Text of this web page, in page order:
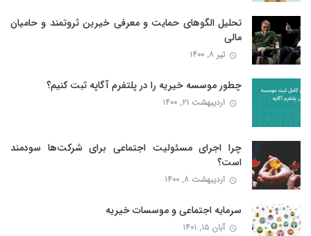
تحلیل الگوهای حمایت و معرفی خیرین ثروتمند و حامیان
مالی
تیر ۸, ۱۴۰۰
چطور موسسه خیریه را در پلتفرم آگاپه ثبت کنیم؟
اردیبهشت ۲۱, ۱۴۰۰
چرا اجرای مسئولیت اجتماعی برای شرکت‌ها سودمند
است؟
اردیبهشت ۸, ۱۴۰۰
سرمایه اجتماعی و موسسات خیریه
آبان ۱۵, ۱۴۰۱